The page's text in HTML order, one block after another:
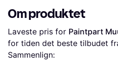
Om produktet
Laveste pris for Paintpart
for tiden det beste tilbudet
Sammenlign: